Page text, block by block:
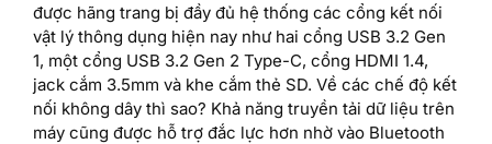
được hãng trang bị đầy đủ hệ thống các cổng kết nối
vật lý thông dụng hiện nay như hai cổng USB 3.2 Gen
1, một cổng USB 3.2 Gen 2 Type-C, cổng HDMI 1.4,
jack cắm 3.5mm và khe cắm thẻ SD. Về các chế độ kết
nối không dây thì sao? Khả năng truyền tải dữ liệu trên
máy cũng được hỗ trợ đắc lực hơn nhờ vào Bluetooth